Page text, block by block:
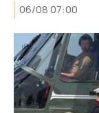
06/08 07:00